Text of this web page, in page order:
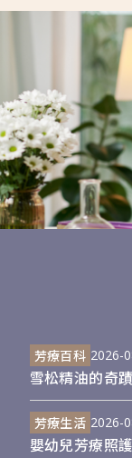
芳療百科 2026-
雪松精油的奇
芳療生活 2026-
嬰幼兒芳療照